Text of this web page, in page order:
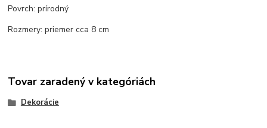
Povrch: prírodný
Rozmery: priemer cca 8 cm
Tovar zaradený v kategóriách
Dekorácie